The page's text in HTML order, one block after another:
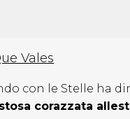
Vales
con le Stelle ha
corazzata